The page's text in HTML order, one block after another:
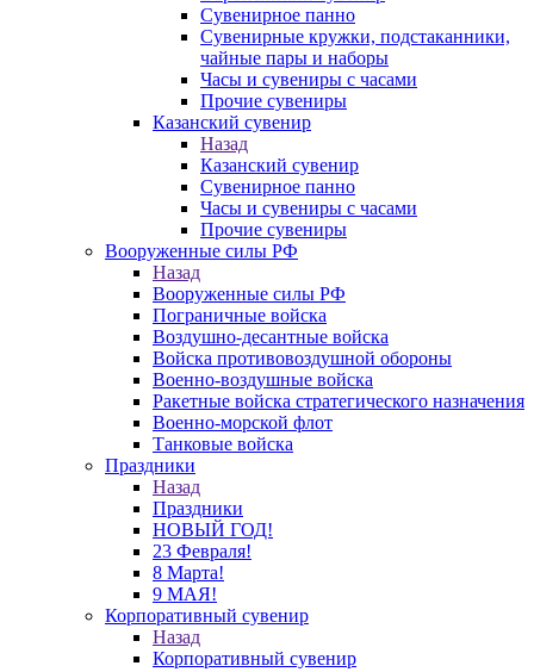
Сувенирное панно
Сувенирные кружки, подстаканники,
чайные пары и наборы
Часы и сувениры с часами
Прочие сувениры
Казанский сувенир
Назад
Казанский сувенир
Сувенирное панно
Часы и сувениры с часами
Прочие сувениры
Вооруженные силы РФ
Назад
Вооруженные силы РФ
Пограничные войска
Воздушно-десантные войска
Войска противовоздушной обороны
Военно-воздушные войска
Ракетные войска стратегического назначения
Военно-морской флот
Танковые войска
Праздники
Назад
Праздники
НОВЫЙ ГОД!
23 Февраля!
8 Марта!
9 МАЯ!
Корпоративный сувенир
Назад
Корпоративный сувенир